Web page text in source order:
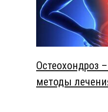
Остеохондроз
методы